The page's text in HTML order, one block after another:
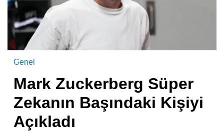
Genel
Mark Zuckerberg Süper
Zekanın Başındaki Kişiyi
Açıkladı